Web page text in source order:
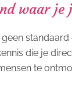
waar
die je
te